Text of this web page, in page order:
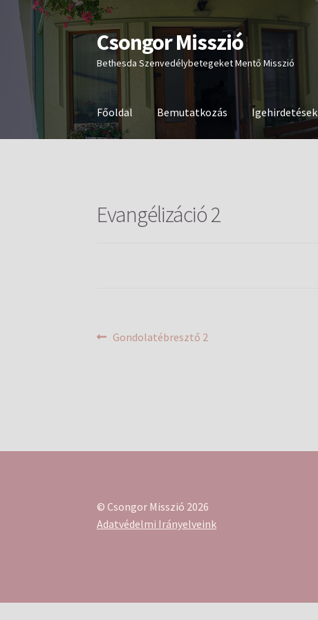
Ugrás
a
navigációhoz
Kilépés
a
tartalomba
Csongor Misszió
Bethesda Szenvedélybetegeket Mentő Misszió
Főoldal Bemutatkozás Igehirdetések
Evangélizáció 2
Bejegyzés
Previous
Gondolatébresztő 2
© Csongor Misszió 2026
Adatvédelmi Irányelveink